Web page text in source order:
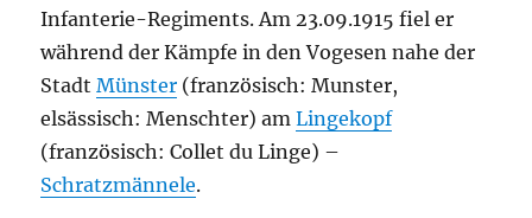
Infanterie-Regiments. Am 23.09.1915 fiel er
während der Kämpfe in den Vogesen nahe der
StadtMünster (französisch: Munster,
elsässisch: Menschter) amLingekopf
(französisch: Collet du Linge) –
Schratzmännele.